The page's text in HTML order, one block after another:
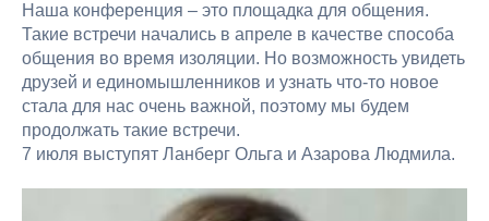
Наша конференция – это площадка для общения.
Такие встречи начались в апреле в качестве способа
общения во время изоляции. Но возможность увидеть
друзей и единомышленников и узнать что-то новое
стала для нас очень важной, поэтому мы будем
продолжать такие встречи.
7 июля выступят Ланберг Ольга и Азарова Людмила.